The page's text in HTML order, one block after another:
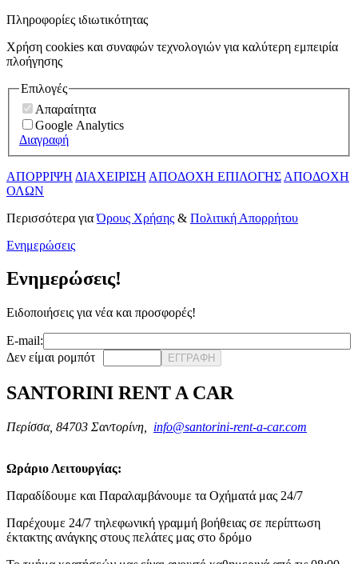
Πληροφορίες ιδιωτικότητας
Χρήση cookies και συναφών τεχνολογιών για καλύτερη εμπειρία
πλοήγησης
Επιλογές
Απαραίτητα
Google Analytics
Διαγραφή
ΑΠΟΡΡΙΨΗ ΔΙΑΧΕΙΡΙΣΗ ΑΠΟΔΟΧΗ ΕΠΙΛΟΓΗΣ ΑΠΟΔΟΧΗ
ΟΛΩΝ
Περισσότερα γιαΌρους Χρήσης & Πολιτική Απορρήτου
Ενημερώσεις
Ενημερώσεις!
Ειδοποιήσεις για νέα και προσφορές!
E-mail:
Δεν είμαι ρομπότ
ΕΓΓΡΑΦΗ
SANTORINI RENT A CAR
Περίσσα, 84703 Σαντορίνη, info@santorini-rent-a-car.com
Ωράριο Λειτουργίας:
Παραδίδουμε και Παραλαμβάνουμε τα Οχήματά μας 24/7
Παρέχουμε 24/7 τηλεφωνική γραμμή βοήθειας σε περίπτωση
έκτακτης ανάγκης στους πελάτες μας στο δρόμο